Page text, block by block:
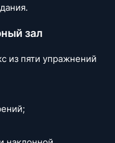
зал
из пяти упражнений